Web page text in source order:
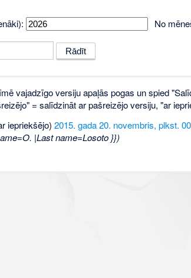
No
vajadzīgo versiju apaļās pogas un spied
= salīdzināt ar pašreizējo versiju, "ar
iepriekšējo) 2015. gada 20. novembris, plkst.
|Last name=Losoto }})